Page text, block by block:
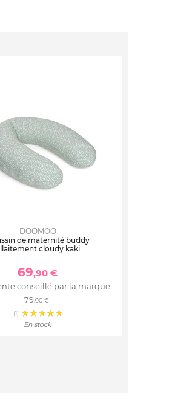
DOOMOO
de maternité buddy
cloudy kaki
69,90 €
conseillé par la marque :
79,90 €
(1)
En stock